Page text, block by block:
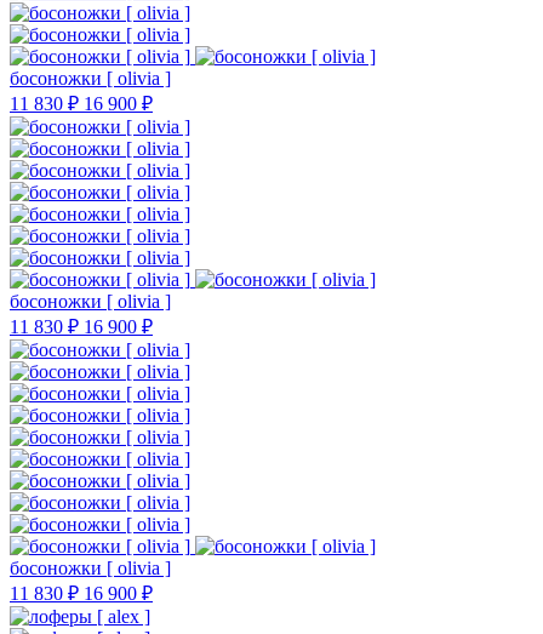
босоножки [ olivia ]
11 830 ₽ 16 900 ₽
босоножки [ olivia ]
11 830 ₽ 16 900 ₽
босоножки [ olivia ]
11 830 ₽ 16 900 ₽